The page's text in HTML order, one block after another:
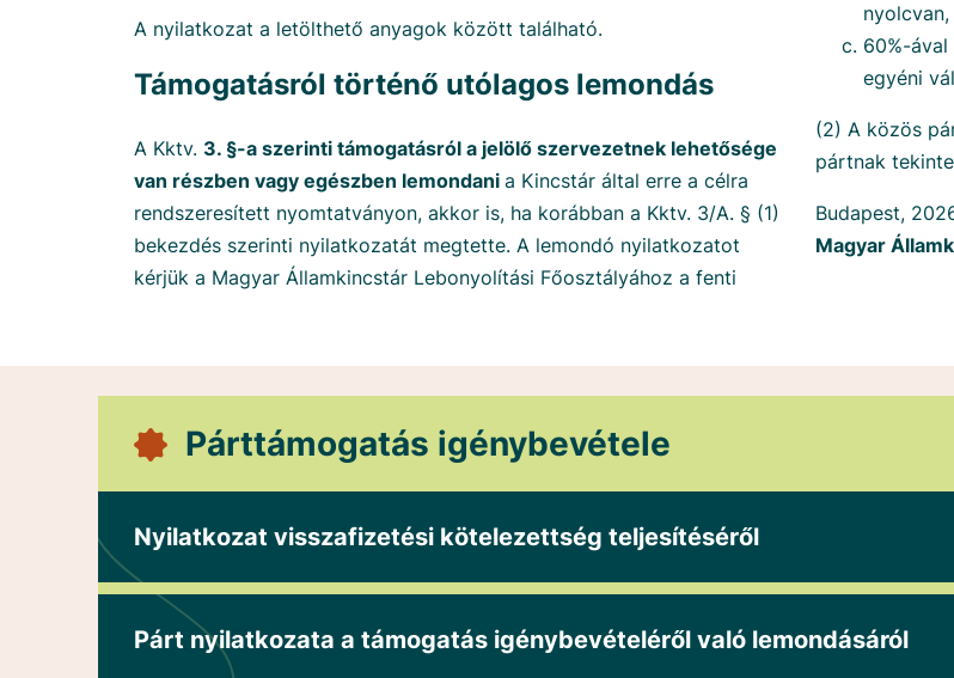
A nyilatkozat a letölthető anyagok között található.
Támogatásról történő utólagos lemondás
A Kktv. 3. §-a szerinti támogatásról a jelölő szervezetnek lehetősége
van részben vagy egészben lemondani a Kincstár által erre a célra
rendszeresített nyomtatványon, akkor is, ha korábban a Kktv. 3/A. § (1)
bekezdés szerinti nyilatkozatát megtette. A lemondó nyilatkozatot
kérjük a Magyar Államkincstár Lebonyolítási Főosztályához a fenti
nyolcvan,
60%-
egyéni
(2) A közös
pártnak
Budapest,
Magyar
Párttámogatás igénybevétele
Nyilatkozat visszafizetési kötelezettség teljesítéséről
Párt nyilatkozata a támogatás igénybevételéről való lemondásáról